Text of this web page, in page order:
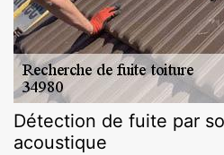
Détection de fuite par
acoustique